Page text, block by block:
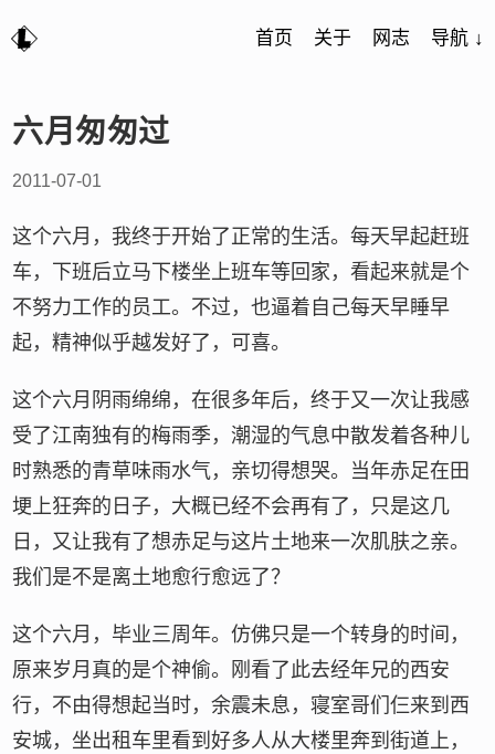
首页 关于 网志 导航 ↓
六月匆匆过
2011-07-01
这个六月，我终于开始了正常的生活。每天早起赶班
车，下班后立马下楼坐上班车等回家，看起来就是个
不努力工作的员工。不过，也逼着自己每天早睡早
起，精神似乎越发好了，可喜。
这个六月阴雨绵绵，在很多年后，终于又一次让我感
受了江南独有的梅雨季，潮湿的气息中散发着各种儿
时熟悉的青草味雨水气，亲切得想哭。当年赤足在田
埂上狂奔的日子，大概已经不会再有了，只是这几
日，又让我有了想赤足与这片土地来一次肌肤之亲。
我们是不是离土地愈行愈远了？
这个六月，毕业三周年。仿佛只是一个转身的时间，
原来岁月真的是个神偷。刚看了此去经年兄的西安
行，不由得想起当时，余震未息，寝室哥们仨来到西
安城，坐出租车里看到好多人从大楼里奔到街道上，